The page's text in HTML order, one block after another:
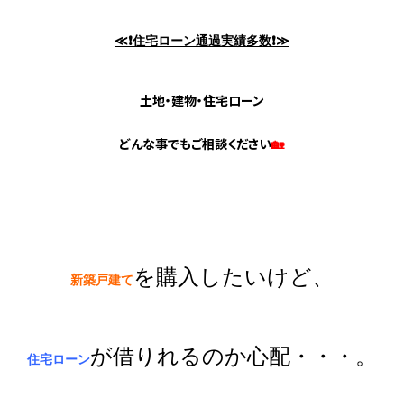
≪❗住宅ローン通過実績多数❗≫
土地・建物・住宅ローン
どんな事でもご相談ください🏡
新築戸建て を購入したいけど、
住宅ローンが借りれるのか心配・・・。